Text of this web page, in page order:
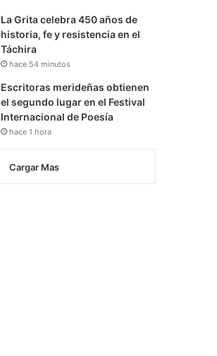
La Grita celebra 450 años de
historia, fe y resistencia en el
Táchira
hace 54 minutos
Escritoras merideñas obtienen
el segundo lugar en el Festival
Internacional de Poesía
hace 1 hora
Cargar Mas